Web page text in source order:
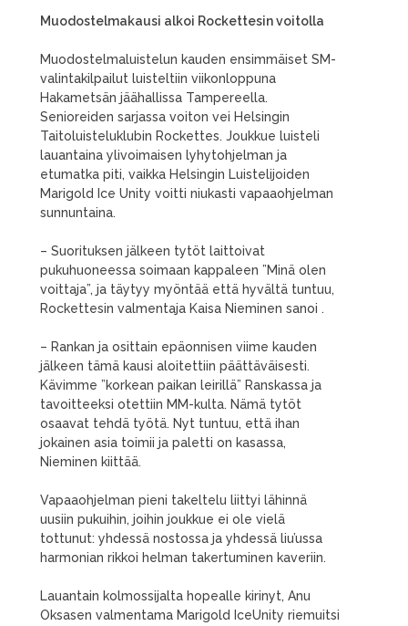
Muodostelmakausi alkoi Rockettesin voitolla
Muodostelmaluistelun kauden ensimmäiset SM-
valintakilpailut luisteltiin viikonloppuna
Hakametsän jäähallissa Tampereella.
Senioreiden sarjassa voiton vei Helsingin
Taitoluisteluklubin Rockettes. Joukkue luisteli
lauantaina ylivoimaisen lyhytohjelman ja
etumatka piti, vaikka Helsingin Luistelijoiden
Marigold Ice Unity voitti niukasti vapaaohjelman
sunnuntaina.
– Suorituksen jälkeen tytöt laittoivat
pukuhuoneessa soimaan kappaleen ”Minä olen
voittaja”, ja täytyy myöntää että hyvältä tuntuu,
Rockettesin valmentaja Kaisa Nieminen sanoi .
– Rankan ja osittain epäonnisen viime kauden
jälkeen tämä kausi aloitettiin päättäväisesti.
Kävimme ”korkean paikan leirillä” Ranskassa ja
tavoitteeksi otettiin MM-kulta. Nämä tytöt
osaavat tehdä työtä. Nyt tuntuu, että ihan
jokainen asia toimii ja paletti on kasassa,
Nieminen kiittää.
Vapaaohjelman pieni takeltelu liittyi lähinnä
uusiin pukuihin, joihin joukkue ei ole vielä
tottunut: yhdessä nostossa ja yhdessä liu’ussa
harmonian rikkoi helman takertuminen kaveriin.
Lauantain kolmossijalta hopealle kirinyt, Anu
Oksasen valmentama Marigold IceUnity riemuitsi